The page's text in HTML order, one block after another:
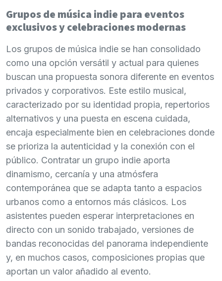
Grupos de música indie para eventos
exclusivos y celebraciones modernas
Los grupos de música indie se han consolidado
como una opción versátil y actual para quienes
buscan una propuesta sonora diferente en eventos
privados y corporativos. Este estilo musical,
caracterizado por su identidad propia, repertorios
alternativos y una puesta en escena cuidada,
encaja especialmente bien en celebraciones donde
se prioriza la autenticidad y la conexión con el
público. Contratar un grupo indie aporta
dinamismo, cercanía y una atmósfera
contemporánea que se adapta tanto a espacios
urbanos como a entornos más clásicos. Los
asistentes pueden esperar interpretaciones en
directo con un sonido trabajado, versiones de
bandas reconocidas del panorama independiente
y, en muchos casos, composiciones propias que
aportan un valor añadido al evento.